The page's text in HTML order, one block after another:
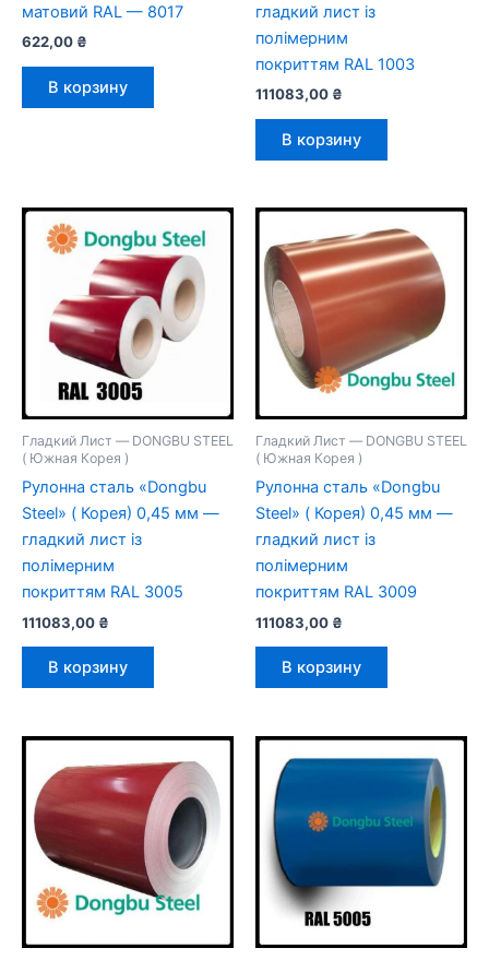
матовий RAL — 8017
622,00 ₴
В корзину
гладкий лист із
полімерним
покриттям RAL 1003
111083,00 ₴
В корзину
Гладкий Лист — DONGBU STEEL
( Южная Корея )
Рулонна сталь «Dongbu
Steel» ( Корея) 0,45 мм —
гладкий лист із
полімерним
покриттям RAL 3005
111083,00 ₴
В корзину
Гладкий Лист — DONGBU STEEL
( Южная Корея )
Рулонна сталь «Dongbu
Steel» ( Корея) 0,45 мм —
гладкий лист із
полімерним
покриттям RAL 3009
111083,00 ₴
В корзину